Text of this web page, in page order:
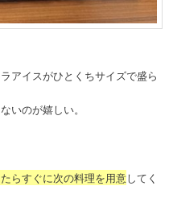
アイスがひとくちサイズで盛ら
いのが嬉しい。
らすぐに次の料理を用意してく